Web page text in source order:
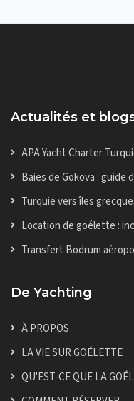
Actualités et
APA Yacht Charter
Baies de Gökova : guide
Turquie vers îles
Location de goélette :
Transfert Bodrum
De Yachting
À PROPOS
LA VIE SUR GOÉLETTE
QU'EST-CE QUE LA